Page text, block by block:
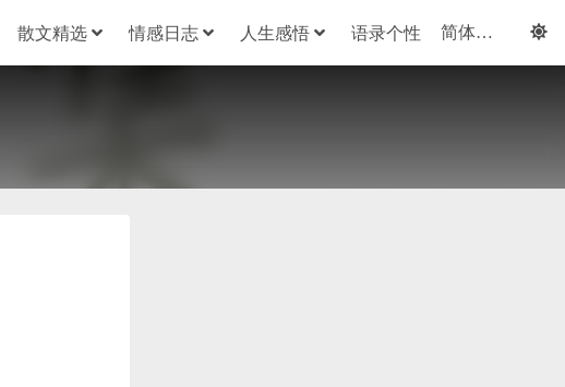
散文精选 情感日志 人生感悟 语录个性